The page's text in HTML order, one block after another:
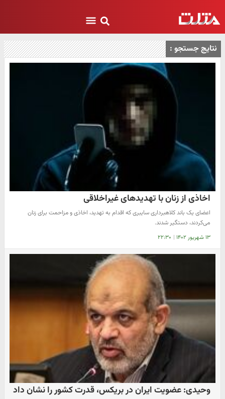
نتایج جستجو :
اخاذی از زنان با تهدیدهای غیراخلاقی
اعضای یک باند کلاهبرداری سایبری که اقدام به تهدید، اخاذی و مزاحمت برای زنان
می‌کردند، دستگیر شدند.
۱۳ شهریور ۱۴۰۲ | ۲۲:۳۰
وحیدی: عضویت ایران در بریکس، قدرت کشور را نشان داد